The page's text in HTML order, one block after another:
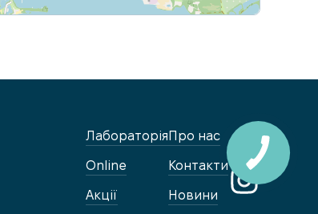
© OpenStreetMap contributors
Лабораторія
Online
Акції
Про нас
Контакти
Новини